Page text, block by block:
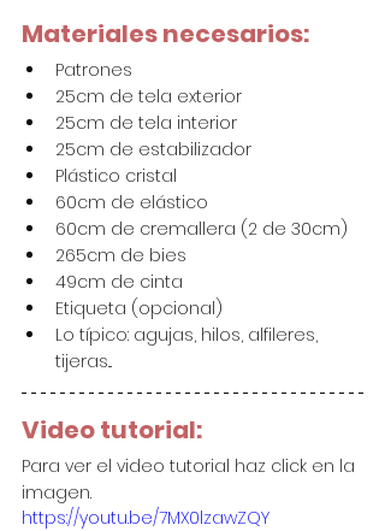
Materiales necesarios:
Patrones
25cm de tela exterior
25cm de tela interior
25cm de estabilizador
Plástico cristal
60cm de elástico
60cm de cremallera (2 de 30cm)
265cm de bies
49cm de cinta
Etiqueta (opcional)
Lo típico: agujas, hilos, alfileres,
tijeras...
Video tutorial:
Para ver el video tutorial haz click en la
imagen.
https://youtu.be/7MX0lzawZQY